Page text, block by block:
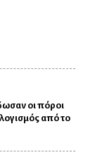
οι πόροι
από το